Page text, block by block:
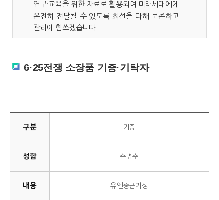
연구·교육을 위한 자료로 활용되며 미래세대에게
온전히 전달될 수 있도록 최선을 다해 보존하고
관리에 힘쓰겠습니다.
6·25전쟁 소장품 기증·기탁자
구분 기증
성함 손병수
내용 유엔종군기장